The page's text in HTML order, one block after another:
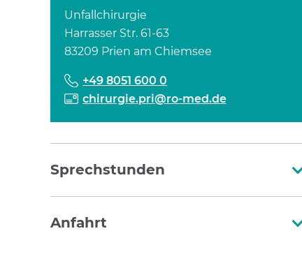
Unfallchirurgie
Harrasser Str. 61-63
83209 Prien am Chiemsee
+49 8051 600 0
chirurgie.pri@ro-med.de
Sprechstunden
Anfahrt